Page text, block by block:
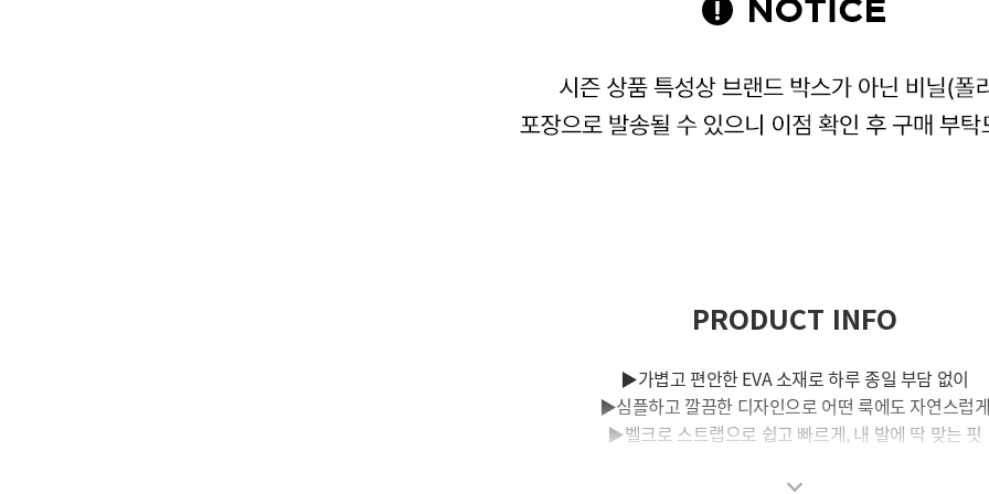
PRODUCT INFO
▶가볍고 편안한 EVA 소재로 하루 종일 부담 없이
▶심플하고 깔끔한 디자인으로 어떤 룩에도 자연스럽
▶벨크로 스트랩으로 쉽고 빠르게, 내 발에 딱 맞는 핏